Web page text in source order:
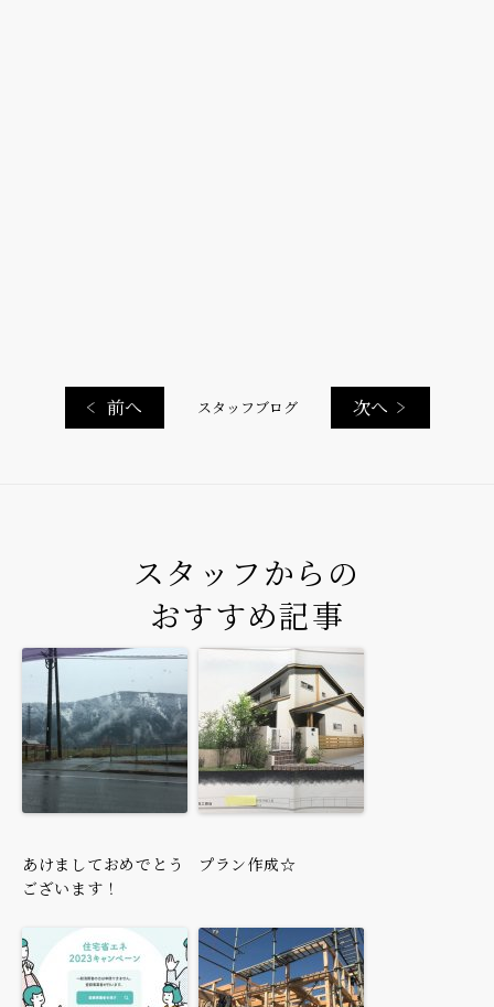
前へ スタッフブログ 次へ
スタッフからの
おすすめ記事
あけましておめでとう
ございます！
プラン作成☆